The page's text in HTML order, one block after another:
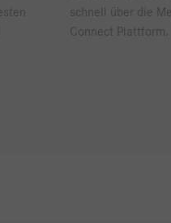
schnell über die
Connect Plattform.